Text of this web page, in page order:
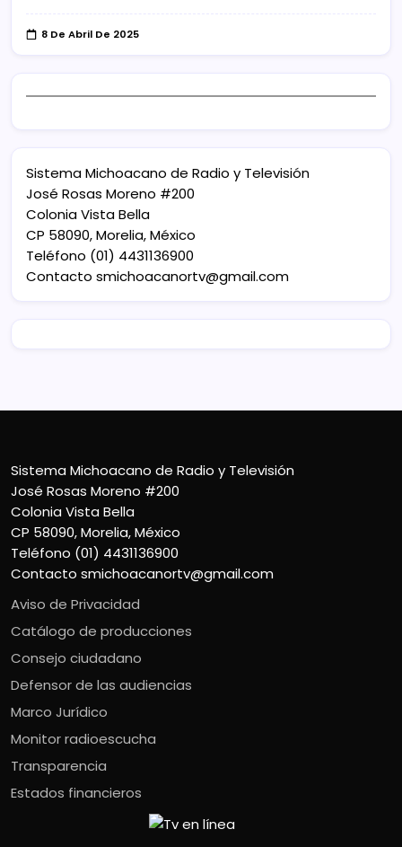
8 De Abril De 2025
Sistema Michoacano de Radio y Televisión
José Rosas Moreno #200
Colonia Vista Bella
CP 58090, Morelia, México
Teléfono (01) 4431136900
Contacto smichoacanortv@gmail.com
Sistema Michoacano de Radio y Televisión
José Rosas Moreno #200
Colonia Vista Bella
CP 58090, Morelia, México
Teléfono (01) 4431136900
Contacto smichoacanortv@gmail.com
Aviso de Privacidad
Catálogo de producciones
Consejo ciudadano
Defensor de las audiencias
Marco Jurídico
Monitor radioescucha
Transparencia
Estados financieros